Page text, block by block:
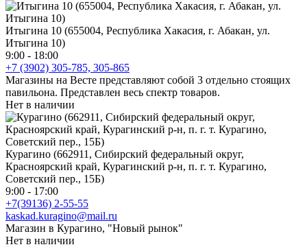
Итыгина 10 (655004, Республика Хакасия, г. Абакан, ул.
Итыгина 10)
9:00 - 18:00
+7 (3902) 305-785, 305-865
Магазины на Весте представляют собой 3 отдельно стоящих
павильона. Представлен весь спектр товаров.
Нет в наличии
Курагино (662911, Сибирский федеральный округ,
Красноярский край, Курагинский р-н, п. г. т. Курагино,
Советский пер., 15Б)
9:00 - 17:00
+7(39136) 2-55-55
kaskad.kuragino@mail.ru
Магазин в Курагино, "Новый рынок"
Нет в наличии